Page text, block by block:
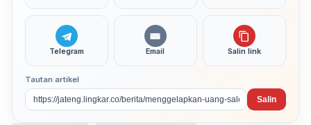
Telegram Email Salin link
Tautan artikel
Salin